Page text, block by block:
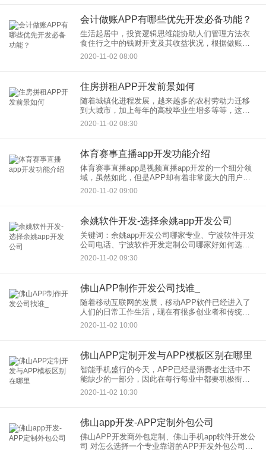
会计做账APP有哪些优先开发必备功能？
生活起居中，投资逻辑思维能协助人们管理方法衣
食住行之中的钱财开支及其收益状况，根据做账
APP开发设计让客户可以根据统计数据展现掌握近
的消費状况，并出示更强的经济发展管理制度。人
2020-11-02 08:00
住房拼租APP开发前景如何
随着城镇化进程发展，越来越多的农村劳动力迁移
到大城市，加上每年的高校毕业生增多等等，这些
消费者刚开始都需要租房来作为过渡，便成了租房
的主导力量，可见租房APP开发制作前景很是乐
2020-11-02 08:30
体育赛事直播app开发功能介绍
体育赛事直播app是视频直播app开发的一个细分领
域，虽然如此，但是APP却有着非常庞大的用户群
体，正因为如此，各类五花八门的体育类APP层出
不穷。体育赛事直播APP开发可以为用户提供体育
2020-11-02 09:00
余姚软件开发-选择余姚app开发公司
关键词：余姚app开发公司哪家专业、宁波软件开发
公司电话、宁波软件开发定制公司哪家好如何选择
余姚app开发公司？如果想要选择一家专业正规靠谱
的余姚app开发公司，需要结合这些情况来进行判
2020-11-02 09:30
佛山APP制作开发公司找谁_
随着移动互联网的发展，移动APP软件已经进入了
人们的日常工作生活，现在有很多创业者和传统企
业选择开发手机APP软件进行线上运营，因为APP
软件经过多年的发展已经相当成熟了，使用的用户
2020-11-02 10:00
佛山APP定制开发与APP模板区别在哪里
智能手机盛行的今天，APP已经是消费者生活中不
能缺少的一部分，因此在每行每业中都要积极衔接
网络发现，在APP开发流程中有定制模板和开发两
种方式，那么这两种的方式有什么不同？一、浅析
2020-11-02 10:30
佛山app开发-APP定制外包公司
佛山APP开发商外包定制、佛山手机app软件开发公
司 对怎么选择一个专业靠谱的APP开发外包公司，